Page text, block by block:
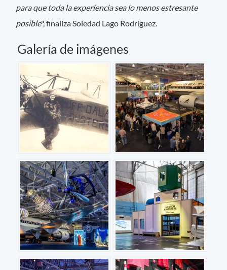
para que toda la experiencia sea lo menos estresante
posible", finaliza Soledad Lago Rodríguez.
Galería de imágenes